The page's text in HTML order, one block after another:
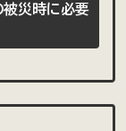
災時に必要